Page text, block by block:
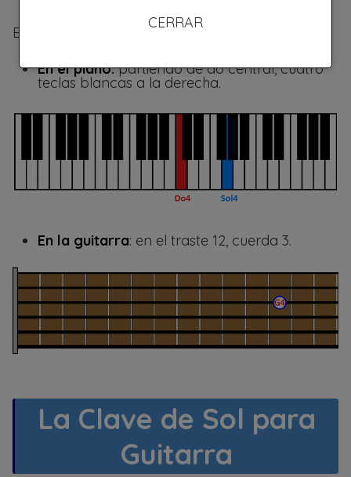
Es decir, la nota de Sol a 391.995 Hz, que se entra:
En el piano:partiendo de do central, cuatro
teclas blancas a la derecha.
En la guitarra: en el traste 12, cuerda 3.
La Clave de Sol para
Guitarra
CERRAR